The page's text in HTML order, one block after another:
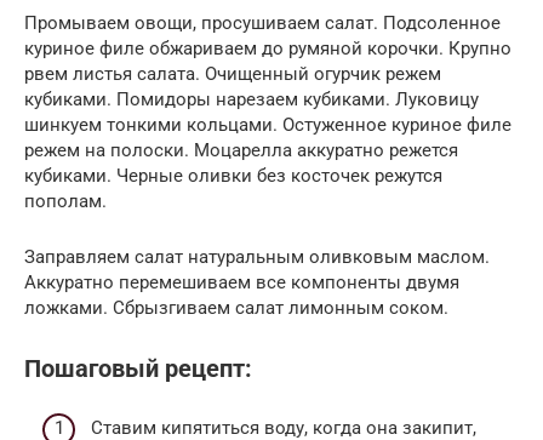
Промываем овощи, просушиваем салат. Подсоленное
куриное филе обжариваем до румяной корочки. Крупно
рвем листья салата. Очищенный огурчик режем
кубиками. Помидоры нарезаем кубиками. Луковицу
шинкуем тонкими кольцами. Остуженное куриное филе
режем на полоски. Моцарелла аккуратно режется
кубиками. Черные оливки без косточек режутся
пополам.
Заправляем салат натуральным оливковым маслом.
Аккуратно перемешиваем все компоненты двумя
ложками. Сбрызгиваем салат лимонным соком.
Пошаговый рецепт:
Ставим кипятиться воду, когда она закипит,